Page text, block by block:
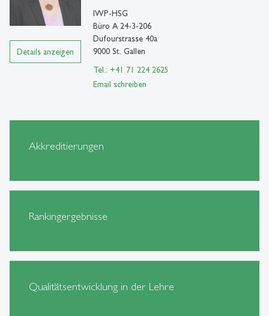
Details anzeigen
IWP-HSG
Büro A 24-3-206
Dufourstrasse 40a
9000 St. Gallen
Tel.: +41 71 224 2625
Email schreiben
Akkreditierungen
Rankingergebnisse
Qualitätsentwicklung in der Lehre